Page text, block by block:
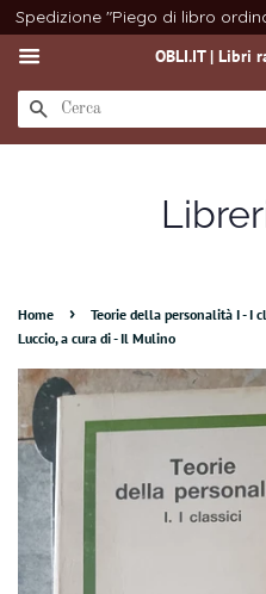
Spedizione "Piego di libro
OBLI.IT | Libri
CERCA
Home ›
Teorie della personalità I - I
Luccio, a cura di - Il Mulino